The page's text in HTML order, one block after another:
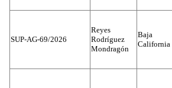
SUP-AG-69/2026
Reyes
Rodríguez
Mondragón
Baja
California